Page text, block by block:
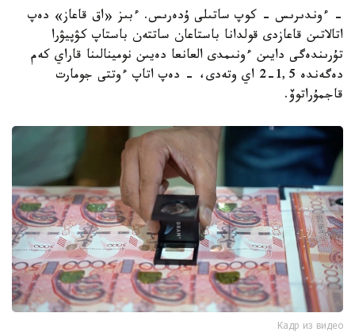
- ءوندىرىس - كوپ ساتىلى ۇدەرىس. ءبىز «اق قاعاز» دەپ
اتالاتىن قاعازدى قولدانا باستاعان ساتتەن باستاپ كۋپيۋرا
تۇرىندەگى دايىن ءونىمدى العانعا دەيىن نومينالىنا قاراي كەم
دەگەندە 1,5-2 اي وتەدى، - دەپ اتاپ ءوتتى جومارت
قاجمۇراتوۆ.
Кадр из видео